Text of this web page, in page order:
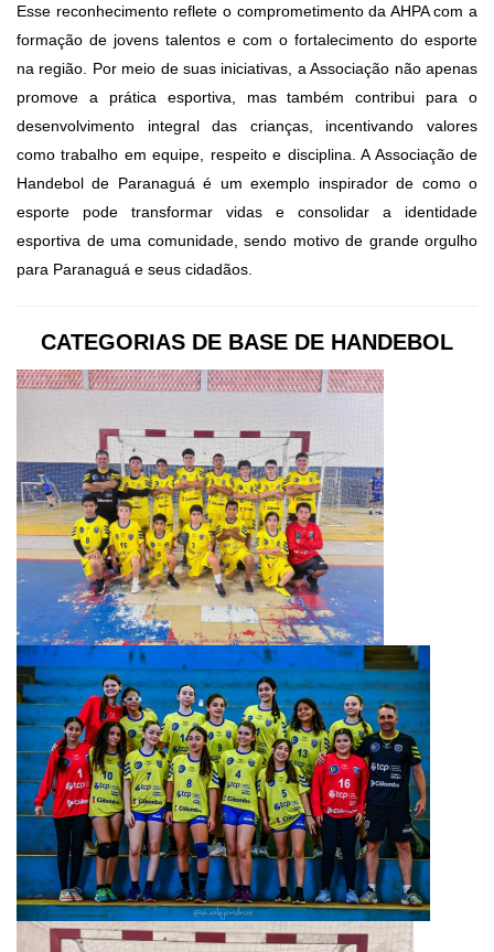
Esse reconhecimento reflete o comprometimento da AHPA com a
formação de jovens talentos e com o fortalecimento do esporte
na região. Por meio de suas iniciativas, a Associação não apenas
promove a prática esportiva, mas também contribui para o
desenvolvimento integral das crianças, incentivando valores
como trabalho em equipe, respeito e disciplina. A Associação de
Handebol de Paranaguá é um exemplo inspirador de como o
esporte pode transformar vidas e consolidar a identidade
esportiva de uma comunidade, sendo motivo de grande orgulho
para Paranaguá e seus cidadãos.
CATEGORIAS DE BASE DE HANDEBOL